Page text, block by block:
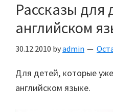
и
их
Рассказы для
английском
30.12.2010 byadmin
Для детей, которые
английском языке.